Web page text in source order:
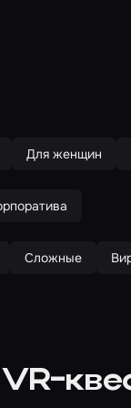
Для женщин
Сложные